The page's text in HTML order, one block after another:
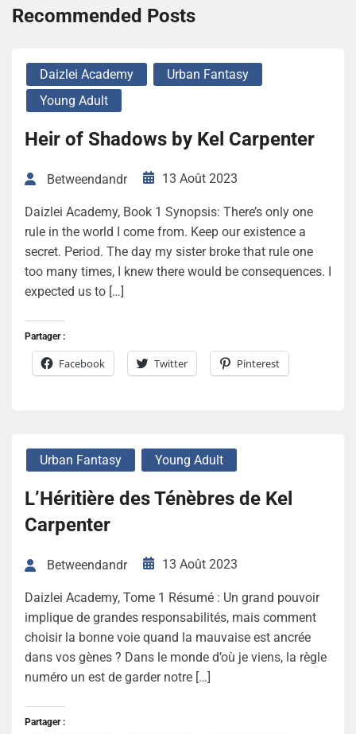
Recommended Posts
Daizlei Academy
Urban Fantasy
Young Adult
Heir of Shadows by Kel Carpenter
Betweendandr 13 Août 2023
Daizlei Academy, Book 1 Synopsis: There’s only one
rule in the world I come from. Keep our existence a
secret. Period. The day my sister broke that rule one
too many times, I knew there would be consequences. I
expected us to […]
Partager :
Facebook Twitter Pinterest
Urban Fantasy Young Adult
L’Héritière des Ténèbres de Kel
Carpenter
Betweendandr 13 Août 2023
Daizlei Academy, Tome 1 Résumé : Un grand pouvoir
implique de grandes responsabilités, mais comment
choisir la bonne voie quand la mauvaise est ancrée
dans vos gènes ? Dans le monde d’où je viens, la règle
numéro un est de garder notre […]
Partager :